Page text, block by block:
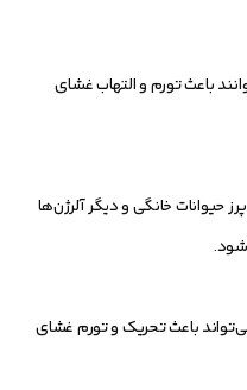
باعث تورم و التهاب غشای
حیوانات خانگی و دیگر آلرژن‌ها
شود.
باعث تحریک و تورم غشای